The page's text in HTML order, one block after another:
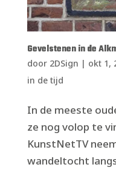
Gevelstenen in de
door 2DSign | okt 1,
in de tijd
In de meeste
ze nog volop te
KunstNetTV
wandeltocht